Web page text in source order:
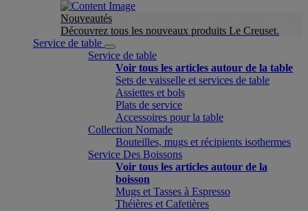
Nouveautés
Découvrez tous les nouveaux produits Le Creuset.
Service de table
Service de table
Voir tous les articles autour de la table
Sets de vaisselle et services de table
Assiettes et bols
Plats de service
Accessoires pour la table
Collection Nomade
Bouteilles, mugs et récipients isothermes
Service Des Boissons
Voir tous les articles autour de la
boisson
Mugs et Tasses à Espresso
Théières et Cafetières